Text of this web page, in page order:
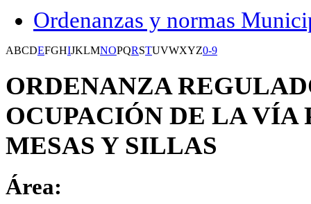
Ordenanzas y normas
ABCDEFGHIJKLMNOPQRSTUVWXYZ0-9
ORDENANZA
OCUPACIÓN DE LA VÍA
MESAS Y SILLAS
Área: